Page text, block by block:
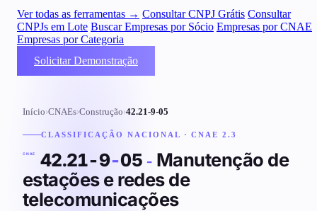
Ver todas as ferramentas → Consultar CNPJ Grátis Consultar
CNPJs em Lote Buscar Empresas por Sócio Empresas por CNAE
Empresas por Categoria
Solicitar Demonstração
Início›CNAEs›Construção›42.21-9-05
CLASSIFICAÇÃO NACIONAL · CNAE 2.3
CNAE 42.21-9-05- Manutenção de
estações e redes de
telecomunicações